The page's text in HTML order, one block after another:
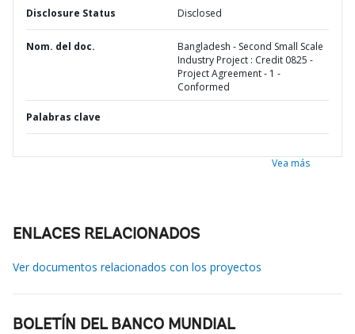
Disclosure Status Disclosed
Nom. del doc.
Bangladesh - Second Small Scale
Industry Project : Credit 0825 -
Project Agreement - 1 -
Conformed
Palabras clave
Vea más
ENLACES RELACIONADOS
Ver documentos relacionados con los proyectos
BOLETÍN DEL BANCO MUNDIAL